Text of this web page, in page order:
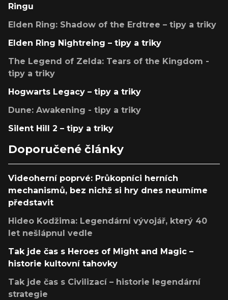
Ringu
Elden Ring: Shadow of the Erdtree – tipy a triky
Elden Ring Nightreing – tipy a triky
The Legend of Zelda: Tears of the Kingdom -
tipy a triky
Hogwarts Legacy – tipy a triky
Dune: Awakening - tipy a triky
Silent Hill 2 – tipy a triky
Doporučené články
Videoherní poprvé: Průkopníci herních
mechanismů, bez nichž si hry dnes neumíme
představit
Hideo Kodžima: Legendární vývojář, který 40
let nešlápnul vedle
Tak jde čas s Heroes of Might and Magic –
historie kultovní tahovky
Tak jde čas s Civilizací – historie legendární
strategie